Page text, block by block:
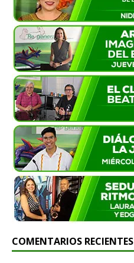
COMENTARIOS RECIENTES